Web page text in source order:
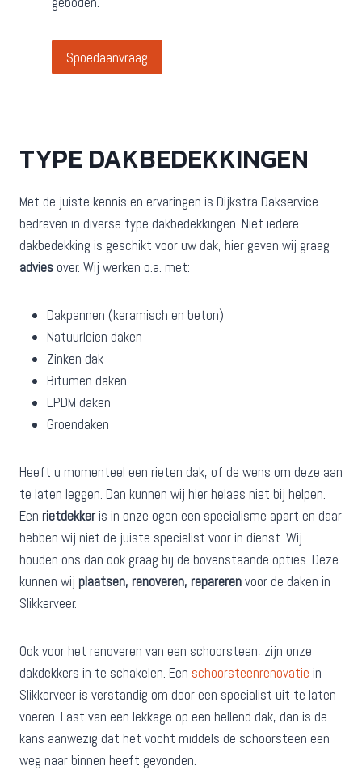
Spoedaanvraag
TYPE DAKBEDEKKINGEN
Met de juiste kennis en ervaringen is Dijkstra Dakservice
bedreven in diverse type dakbedekkingen. Niet iedere
dakbedekking is geschikt voor uw dak, hier geven wij graag
advies over. Wij werken o.a. met:
Dakpannen (keramisch en beton)
Natuurleien daken
Zinken dak
Bitumen daken
EPDM daken
Groendaken
Heeft u momenteel een rieten dak, of de wens om deze aan
te laten leggen. Dan kunnen wij hier helaas niet bij helpen.
Een rietdekker is in onze ogen een specialisme apart en daar
hebben wij niet de juiste specialist voor in dienst. Wij
houden ons dan ook graag bij de bovenstaande opties. Deze
kunnen wij plaatsen, renoveren, reparerenvoor de daken in
Slikkerveer.
Ook voor het renoveren van een schoorsteen, zijn onze
dakdekkers in te schakelen. Een schoorsteenrenovatie in
Slikkerveer is verstandig om door een specialist uit te laten
voeren. Last van een lekkage op een hellend dak, dan is de
kans aanwezig dat het vocht middels de schoorsteen een
weg naar binnen heeft gevonden.